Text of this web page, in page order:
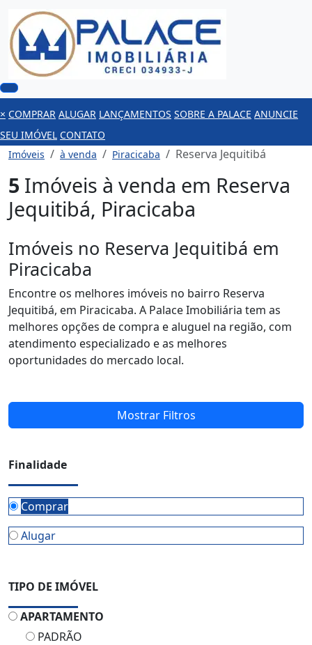
× COMPRAR ALUGAR LANÇAMENTOS SOBRE A PALACE ANUNCIE
SEU IMÓVEL CONTATO
Imóveis
à venda Piracicaba Reserva Jequitibá
5 Imóveis à venda em Reserva
Jequitibá, Piracicaba
Imóveis no Reserva Jequitibá em
Piracicaba
Encontre os melhores imóveis no bairro Reserva
Jequitibá, em Piracicaba. A Palace Imobiliária tem as
melhores opções de compra e aluguel na região, com
atendimento especializado e as melhores
oportunidades do mercado local.
Mostrar Filtros
Finalidade
Comprar
Alugar
TIPO DE IMÓVEL
APARTAMENTO
PADRÃO